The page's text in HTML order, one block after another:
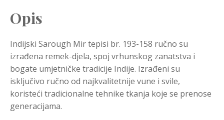
Opis
Indijski Sarough Mir tepisi br. 193-158 ručno su
izrađena remek-djela, spoj vrhunskog zanatstva i
bogate umjetničke tradicije Indije. Izrađeni su
isključivo ručno od najkvalitetnije vune i svile,
koristeći tradicionalne tehnike tkanja koje se prenose
generacijama.